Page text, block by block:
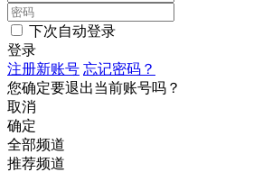
下次自动登录
登录
注册新账号 忘记密码？
您确定要退出当前账号吗？
取消
确定
全部频道
推荐频道